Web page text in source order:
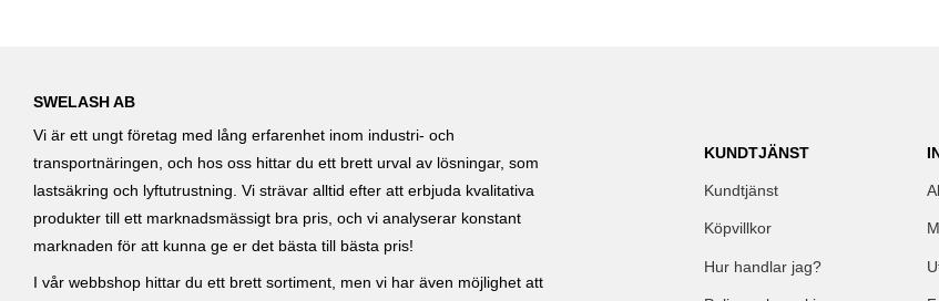
SWELASH AB
Vi är ett ungt företag med lång erfarenhet inom industri- och
transportnäringen, och hos oss hittar du ett brett urval av lösningar, som
lastsäkring och lyftutrustning. Vi strävar alltid efter att erbjuda kvalitativa
produkter till ett marknadsmässigt bra pris, och vi analyserar konstant
marknaden för att kunna ge er det bästa till bästa pris!
I vår webbshop hittar du ett brett sortiment, men vi har även möjlighet att
KUNDTJÄNST
Kundtjänst
Köpvillkor
Hur handlar jag?